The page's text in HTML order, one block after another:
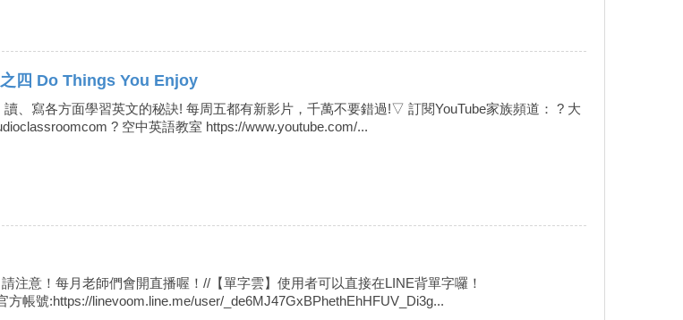
之四 Do Things You Enjoy
、寫各方面學習英文的秘訣! 每周五都有新影片，千萬不要錯過!▽ 訂閱YouTube家族頻道： ? 大
? 空中英語教室 https://www.youtube.com/...
注意！每月老師們會開直播喔！//【單字雲】使用者可以直接在LINE背單字囉！
方帳號:https://linevoom.line.me/user/_de6MJ47GxBPhethEhHFUV_Di3g...